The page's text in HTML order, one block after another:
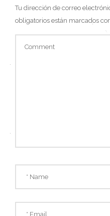
Tu dirección de correo
obligatorios están marcados